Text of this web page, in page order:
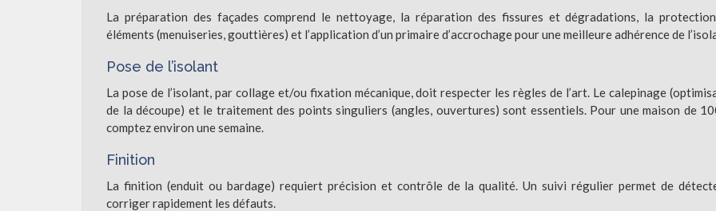
La préparation des façades comprend le nettoyage, la réparation des fissures et dégradations, la
éléments (menuiseries, gouttières) et l’application d’un primaire d’accrochage pour une meilleure adhérence de
Pose de l’isolant
La pose de l’isolant, par collage et/ou fixation mécanique, doit respecter les règles de l’art. Le calepinage
de la découpe) et le traitement des points singuliers (angles, ouvertures) sont essentiels. Pour une maison de
comptez environ une semaine.
Finition
La finition (enduit ou bardage) requiert précision et contrôle de la qualité. Un suivi régulier permet de
corriger rapidement les défauts.